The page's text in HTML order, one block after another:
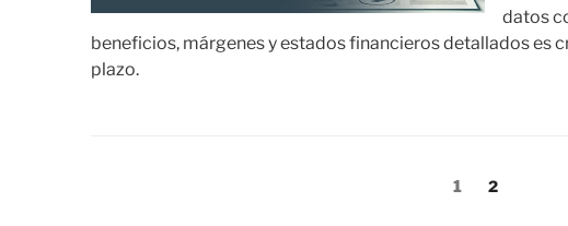
datos
beneficios, márgenes y estados financieros detallados es
plazo.
Página
1 Página
2